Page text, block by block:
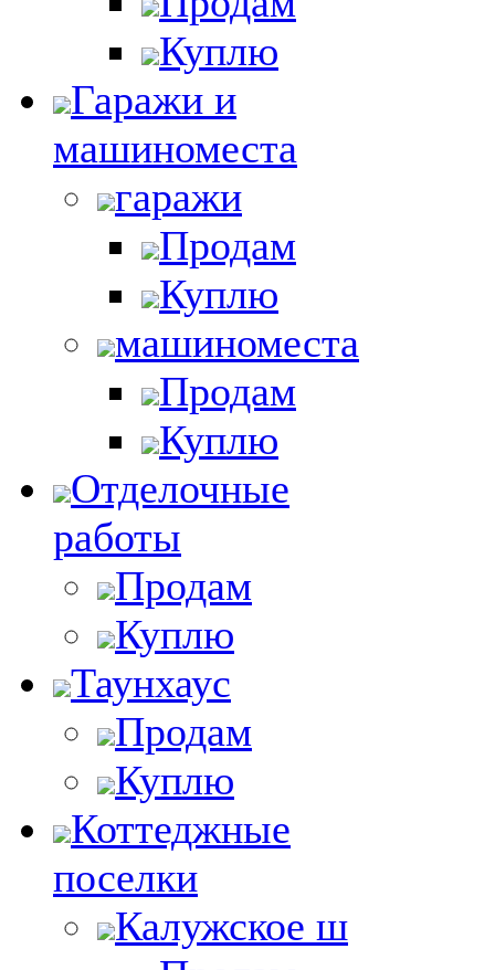
Куплю
Гаражи и
машиноместа
гаражи
Продам
Куплю
машиноместа
Продам
Куплю
Отделочные
работы
Продам
Куплю
Таунхаус
Продам
Куплю
Коттеджные
поселки
Калужское ш